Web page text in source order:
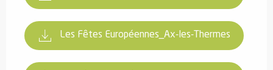
Les Fêtes Européennes_Ax-les-Thermes